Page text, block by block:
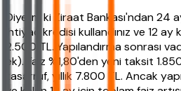
Diyelim ki Ziraat Bankası'ndan 24
ihtiyaç kredisi kullandınız ve 12 ay
2.500 TL. Yapılandırma sonrası
ek). Faiz %1,80'den yeni taksit
tasarruf, yıllık 7.800 TL. Ancak